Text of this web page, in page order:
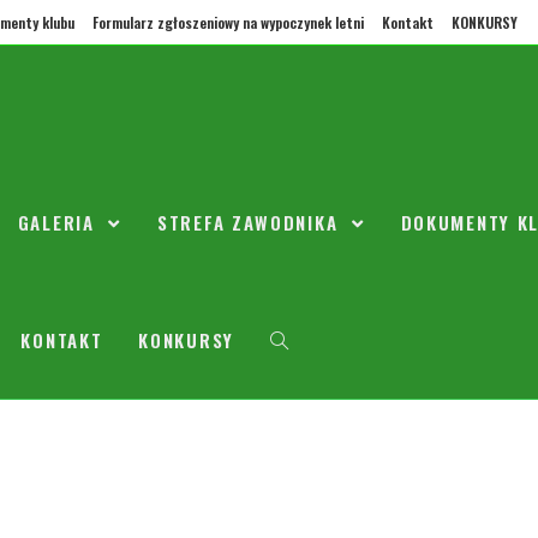
klubu Formularz zgłoszeniowy na wypoczynek letni Kontakt KONKURSY
GALERIA STREFA ZAWODNIKA DOKUMENTY
KONTAKT KONKURSY
ZIELONKA